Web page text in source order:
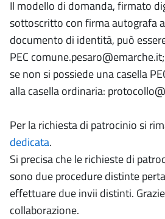
Il modello di domanda, firmato
sottoscritto con firma autografa
documento di identità, può
PEC comune.pesaro@emarche.it;
se non si possiede una casella
alla casella ordinaria:
Per la richiesta di patrocinio si
dedicata.
Si precisa che le richieste di
sono due procedure distinte
effettuare due invii distinti.
collaborazione.